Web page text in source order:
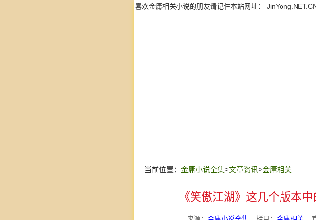
喜欢金庸相关小说的朋友请记住本站网址：
当前位置： 金庸小说全集>文章资讯>金庸相关
《笑傲江湖》这几个版本